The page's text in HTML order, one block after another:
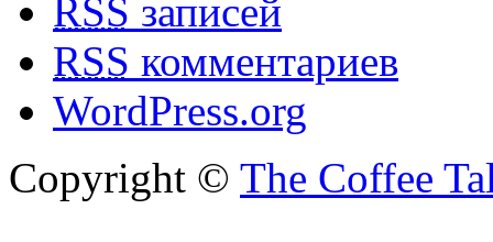
RSS записей
RSS комментариев
WordPress.org
Copyright © The Coffee